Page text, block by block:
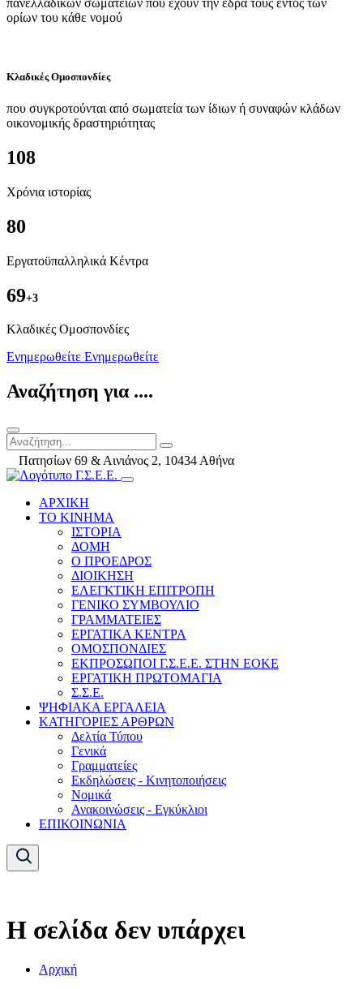
ορίων του κάθε νομού
Κλαδικές Ομοσπονδίες
που συγκροτούνται από σωματεία των ίδιων ή συναφών κλάδων
οικονομικής δραστηριότητας
108
Χρόνια ιστορίας
80
Εργατοϋπαλληλικά Κέντρα
69+3
Kλαδικές Ομοσπονδίες
Ενημερωθείτε Ενημερωθείτε
Αναζήτηση για ....
Πατησίων 69 & Αινιάνος 2, 10434 Αθήνα
ΑΡΧΙΚΗ
ΤΟ ΚΙΝΗΜΑ
ΙΣΤΟΡΙΑ
ΔΟΜΗ
Ο ΠΡΟΕΔΡΟΣ
ΔΙΟΙΚΗΣΗ
ΕΛΕΓΚΤΙΚΗ ΕΠΙΤΡΟΠΗ
ΓΕΝΙΚΟ ΣΥΜΒΟΥΛΙΟ
ΓΡΑΜΜΑΤΕΙΕΣ
ΕΡΓΑΤΙΚΑ ΚΕΝΤΡΑ
ΟΜΟΣΠΟΝΔΙΕΣ
ΕΚΠΡΟΣΩΠΟΙ Γ.Σ.Ε.Ε. ΣΤΗΝ ΕΟΚΕ
ΕΡΓΑΤΙΚΗ ΠΡΩΤΟΜΑΓΙΑ
Σ.Σ.Ε.
ΨΗΦΙΑΚΑ ΕΡΓΑΛΕΙΑ
ΚΑΤΗΓΟΡΙΕΣ ΑΡΘΡΩΝ
Δελτία Τύπου
Γενικά
Γραμματείες
Εκδηλώσεις - Κινητοποιήσεις
Νομικά
Ανακοινώσεις - Εγκύκλιοι
ΕΠΙΚΟΙΝΩΝΙΑ
Η σελίδα δεν υπάρχει
Αρχική